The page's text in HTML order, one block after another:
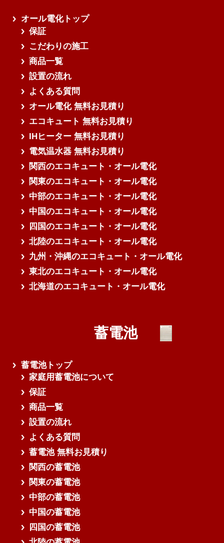
オール電化トップ
保証
こだわりの施工
商品一覧
設置の流れ
よくある質問
オール電化 無料お見積り
エコキュート 無料お見積り
IHヒーター 無料お見積り
電気温水器 無料お見積り
関西のエコキュート・オール電化
関東のエコキュート・オール電化
中部のエコキュート・オール電化
中国のエコキュート・オール電化
四国のエコキュート・オール電化
北陸のエコキュート・オール電化
九州・沖縄のエコキュート・オール電化
東北のエコキュート・オール電化
北海道のエコキュート・オール電化
蓄電池
蓄電池トップ
家庭用蓄電池について
保証
商品一覧
設置の流れ
よくある質問
蓄電池 無料お見積り
関西の蓄電池
関東の蓄電池
中部の蓄電池
中国の蓄電池
四国の蓄電池